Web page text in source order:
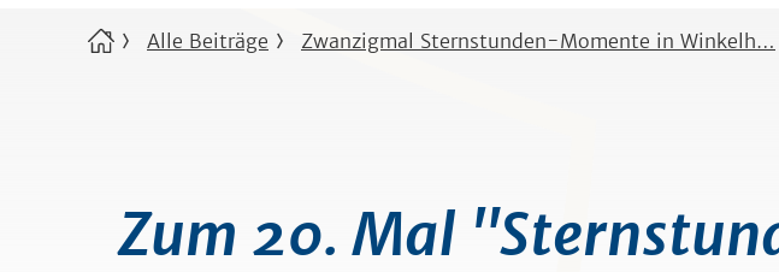
Alle Beiträge Zwanzigmal Sternstunden-Momente in Winkelh…
Zum 20. Mal